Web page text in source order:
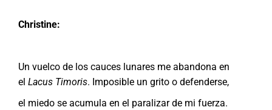
Christine:
Un vuelco de los cauces lunares me abandona en
el Lacus Timoris. Imposible un grito o defenderse,
el miedo se acumula en el paralizar de mi fuerza.